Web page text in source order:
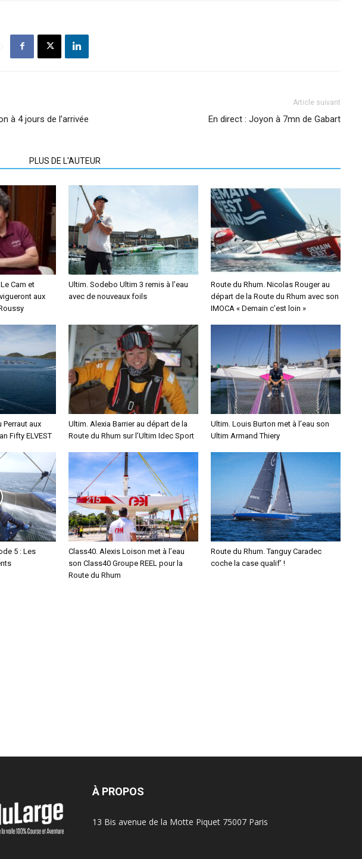
à 4 jours de l’arrivée
Article suivant
En direct : Joyon à 7mn de Gabart
PLUS DE L'AUTEUR
Cam et
aux
Ultim. Sodebo Ultim 3 remis à l’eau
avec de nouveaux foils
Route du Rhum. Nicolas Rouger au
départ de la Route du Rhum avec son
IMOCA « Demain c’est loin »
Perraut aux
Fifty ELVEST
Ultim. Alexia Barrier au départ de la
Route du Rhum sur l’Ultim Idec Sport
Ultim. Louis Burton met à l’eau son
Ultim Armand Thiery
5 : Les
Class40. Alexis Loison met à l’eau
son Class40 Groupe REEL pour la
Route du Rhum
Route du Rhum. Tanguy Caradec
coche la case qualif’ !
À PROPOS
13 Bis avenue de la Motte Piquet 75007 Paris